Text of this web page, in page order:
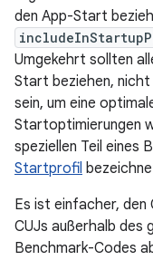
den App-Start
Umgekehrt sollten
Start beziehen,
sein, um eine
Startoptimierungen
speziellen Teil eines
Startprofil
Es ist einfacher, den
CUJs außerhalb des
Benchmark-Codes